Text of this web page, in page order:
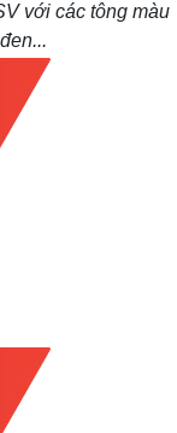
với các tông màu